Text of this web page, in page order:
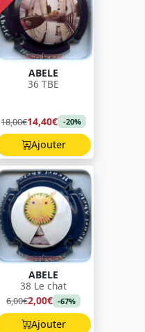
ABELE
36 TBE
18,00€14,40€ -20%
Ajouter
ABELE
38 Le chat
6,00€2,00€ -67%
Ajouter